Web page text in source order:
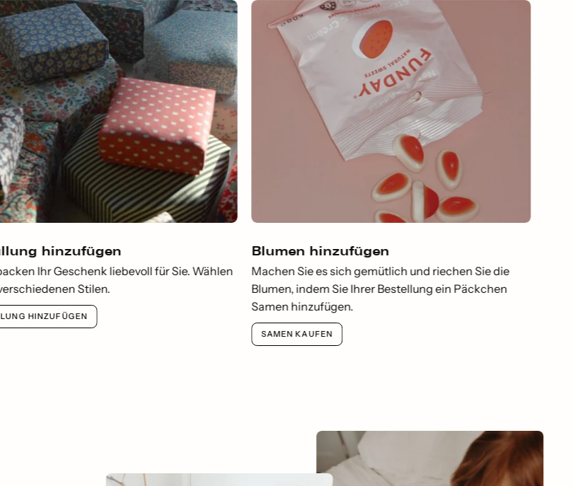
hinzufügen
Ihr Geschenk liebevoll für Sie. Wählen
Stilen.
HINZUFÜGEN
Blumen hinzufügen
Machen Sie es sich gemütlich und riechen Sie die
Blumen, indem Sie Ihrer Bestellung ein Päckchen
Samen hinzufügen.
SAMEN KAUFEN